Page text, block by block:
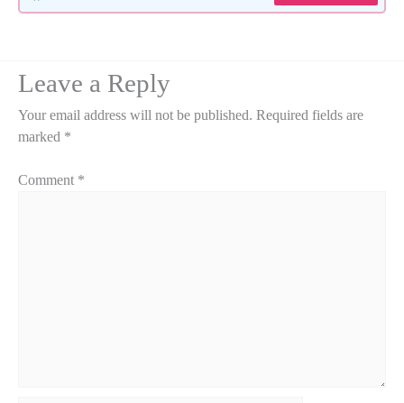
Leave a Reply
Your email address will not be published. Required fields are
marked *
Comment *